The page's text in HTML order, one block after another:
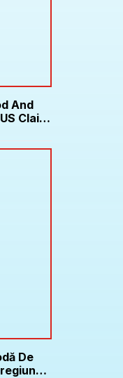
And
Claim
De